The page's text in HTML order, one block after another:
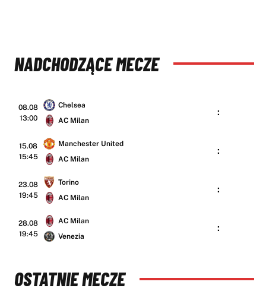
NADCHODZĄCE MECZE
08.08
13:00
Chelsea
AC Milan
:
15.08
15:45
Manchester United
AC Milan
:
23.08
19:45
Torino
AC Milan
:
28.08
19:45
AC Milan
Venezia
:
OSTATNIE MECZE